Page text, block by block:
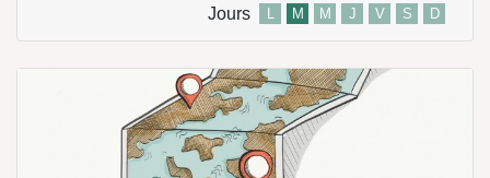
Jours L M M J V S D